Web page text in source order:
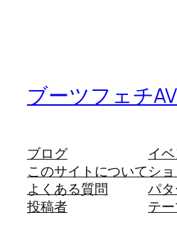
ブーツフェチ
ブログ
このサイトについて
よくある質問
投稿者
イ
シ
パ
テ